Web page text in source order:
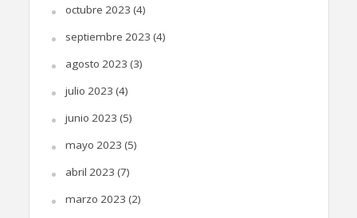
octubre 2023 (4)
septiembre 2023 (4)
agosto 2023 (3)
julio 2023 (4)
junio 2023 (5)
mayo 2023 (5)
abril 2023 (7)
marzo 2023 (2)